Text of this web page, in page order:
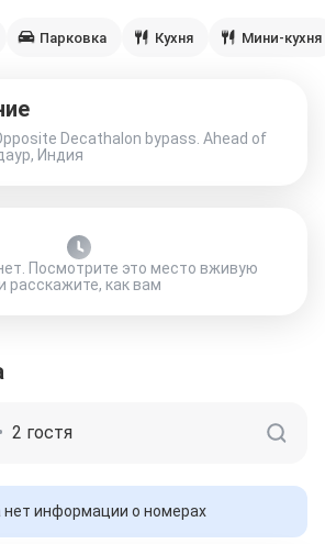
Парковка Кухня Мини-кухня
Decathalon bypass. Ahead of
Индия
Посмотрите это место вживую
расскажите, как вам
• 2 гостя
нет информации о номерах